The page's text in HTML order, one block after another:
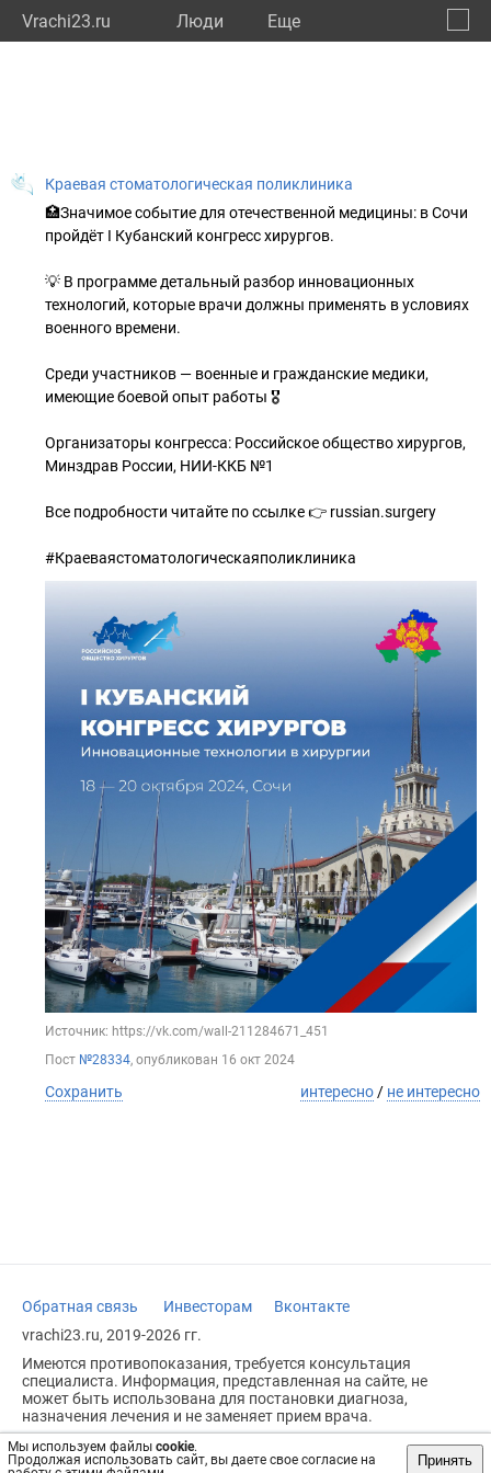
Vrachi23.ru Люди Eще
Мы используем файлы cookie.
Продолжая использовать сайт, вы даете свое согласие на
Принять
Краевая стоматологическая поликлиника
🏥Значимое событие для отечественной медицины: в Сочи
пройдёт I Кубанский конгресс хирургов.
💡 В программе детальный разбор инновационных
технологий, которые врачи должны применять в условиях
военного времени.
Среди участников — военные и гражданские медики,
имеющие боевой опыт работы 🎖
Организаторы конгресса: Российское общество хирургов,
Минздрав России, НИИ-ККБ №1
Все подробности читайте по ссылке 👉 russian.surgery
#Краеваястоматологическаяполиклиника
Источник: https://vk.com/wall-211284671_451
Пост №28334, опубликован 16 окт 2024
Сохранить интересно / не интересно
Обратная связь Инвесторам
Вконтакте
vrachi23.ru, 2019-2026 гг.
Имеются противопоказания, требуется консультация
специалиста. Информация, представленная на сайте, не
может быть использована для постановки диагноза,
назначения лечения и не заменяет прием врача.
Возрастное ограничение: 18+